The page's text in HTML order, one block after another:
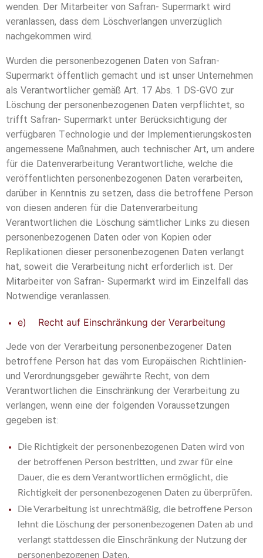
wenden. Der Mitarbeiter von Safran- Supermarkt wird
veranlassen, dass dem Löschverlangen unverzüglich
nachgekommen wird.
Wurden die personenbezogenen Daten von Safran-
Supermarkt öffentlich gemacht und ist unser Unternehmen
als Verantwortlicher gemäß Art. 17 Abs. 1 DS-GVO zur
Löschung der personenbezogenen Daten verpflichtet, so
trifft Safran- Supermarkt unter Berücksichtigung der
verfügbaren Technologie und der Implementierungskosten
angemessene Maßnahmen, auch technischer Art, um andere
für die Datenverarbeitung Verantwortliche, welche die
veröffentlichten personenbezogenen Daten verarbeiten,
darüber in Kenntnis zu setzen, dass die betroffene Person
von diesen anderen für die Datenverarbeitung
Verantwortlichen die Löschung sämtlicher Links zu diesen
personenbezogenen Daten oder von Kopien oder
Replikationen dieser personenbezogenen Daten verlangt
hat, soweit die Verarbeitung nicht erforderlich ist. Der
Mitarbeiter von Safran- Supermarkt wird im Einzelfall das
Notwendige veranlassen.
e) Recht auf Einschränkung der Verarbeitung
Jede von der Verarbeitung personenbezogener Daten
betroffene Person hat das vom Europäischen Richtlinien-
und Verordnungsgeber gewährte Recht, von dem
Verantwortlichen die Einschränkung der Verarbeitung zu
verlangen, wenn eine der folgenden Voraussetzungen
gegeben ist:
Die Richtigkeit der personenbezogenen Daten wird von
der betroffenen Person bestritten, und zwar für eine
Dauer, die es dem Verantwortlichen ermöglicht, die
Richtigkeit der personenbezogenen Daten zu überprüfen.
Die Verarbeitung ist unrechtmäßig, die betroffene Person
lehnt die Löschung der personenbezogenen Daten ab und
verlangt stattdessen die Einschränkung der Nutzung der
personenbezogenen Daten.